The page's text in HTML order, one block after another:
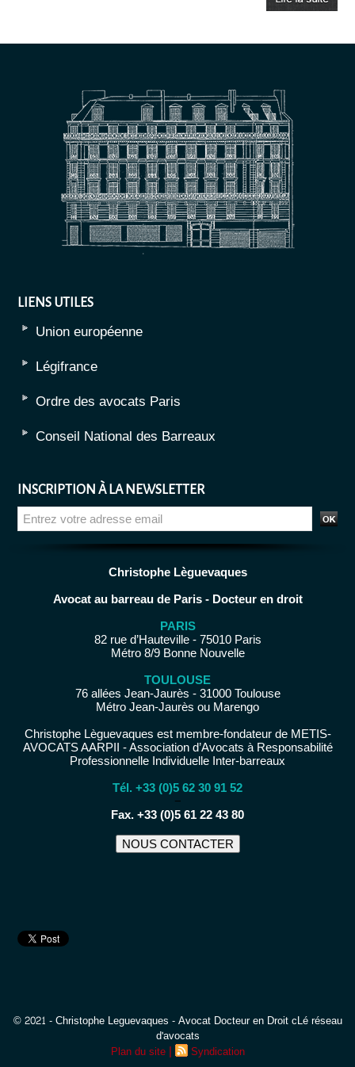
LIENS UTILES
Union européenne
Légifrance
Ordre des avocats Paris
Conseil National des Barreaux
INSCRIPTION À LA NEWSLETTER
Christophe Lèguevaques
Avocat au barreau de Paris - Docteur en droit
PARIS
82 rue d’Hauteville - 75010 Paris
Métro 8/9 Bonne Nouvelle
TOULOUSE
76 allées Jean-Jaurès - 31000 Toulouse
Métro Jean-Jaurès ou Marengo
Christophe Lèguevaques est membre-fondateur de METIS-
AVOCATS AARPII - Association d’Avocats à Responsabilité
Professionnelle Individuelle Inter-barreaux
Tél. +33 (0)5 62 30 91 52
−
Fax. +33 (0)5 61 22 43 80
NOUS CONTACTER
© 2021 - Christophe Leguevaques - Avocat Docteur en Droit cLé réseau
d'avocats
Plan du site | Syndication